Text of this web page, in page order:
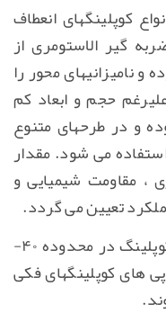
کوپلینگهای انعطاف
گیر الاستومری از
و نامیزانیهای محور را
حجم و ابعاد کم
و در طرحهای متنوع
می شود. مقدار
، مقاومت شیمیایی و
تعیین می گردد.
معمولاً درجه حرارت کاری این نوع کوپلینگ در محدوده ۴۰-
های کوپلینگهای فکی